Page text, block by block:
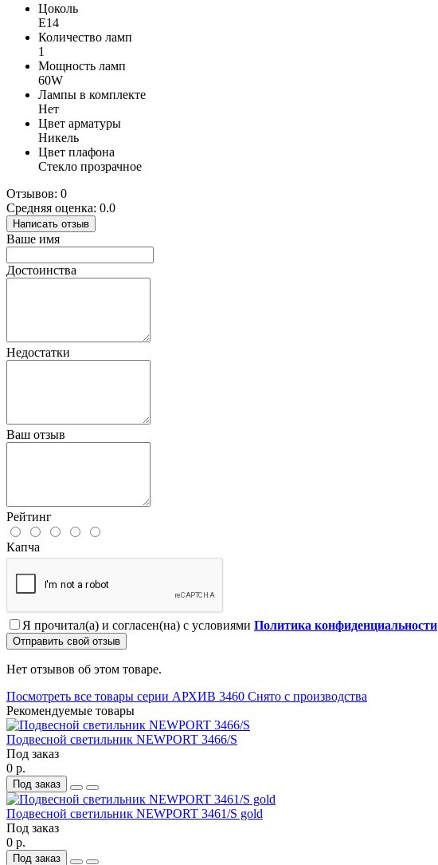
Цоколь
E14
Количество ламп
1
Мощность ламп
60W
Лампы в комплекте
Нет
Цвет арматуры
Никель
Цвет плафона
Стекло прозрачное
Отзывов: 0
Средняя оценка: 0.0
Написать отзыв
Ваше имя
Достоинства
Недостатки
Ваш отзыв
Рейтинг
Капча
Я прочитал(а) и согласен(на) с условиями Политика конфиденциальности
Отправить свой отзыв
Нет отзывов об этом товаре.
Посмотреть все товары серии АРХИВ 3460 Снято с производства
Рекомендуемые товары
Подвесной светильник NEWPORT 3466/S
Под заказ
0 р.
Под заказ
Подвесной светильник NEWPORT 3461/S gold
Под заказ
0 р.
Под заказ